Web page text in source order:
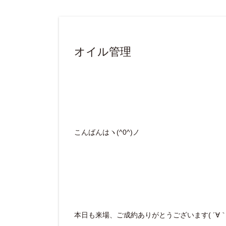
オイル管理
こんばんはヽ(^0^)ノ
本日も来場、ご成約ありがとうございます( ´∀